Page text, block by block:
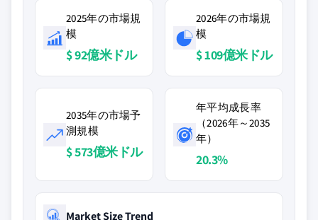
2025年の市場規
模
$ 92億米ドル
2026年の市場規
模
$ 109億米ドル
2035年の市場予
測規模
$ 573億米ドル
年平均成長率
（2026年～2035
年）
20.3%
Market Size Trend